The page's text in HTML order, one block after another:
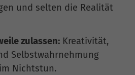
und selten die Realität
zulassen: Kreativität,
Selbstwahrnehmung
Nichtstun.